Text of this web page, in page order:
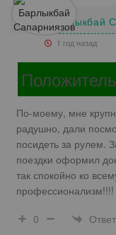
Барлыкбай
1 год назад
По-моему, мне
радушно, дали
посидеть за рулем.
поездки оформил
так спокойно ко
профессионализм!!!!
0